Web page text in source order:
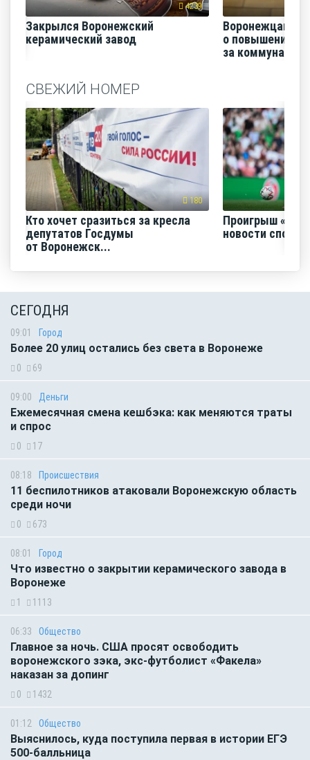
4239
Закрылся Воронежский
керамический завод
Воронежцам
о повышении
за
СВЕЖИЙ НОМЕР
180
Кто хочет сразиться за кресла
депутатов Госдумы
от Воронежск...
Проигрыш
новости
СЕГОДНЯ
09:01 Город
Более 20 улиц остались без света в Воронеже
0 69
09:00 Деньги
Ежемесячная смена кешбэка: как меняются траты
и спрос
0 17
08:18 Происшествия
11 беспилотников атаковали Воронежскую область
среди ночи
0 673
08:01 Город
Что известно о закрытии керамического завода в
Воронеже
1 1113
06:33 Общество
Главное за ночь. CША просят освободить
воронежского зэка, экс-футболист «Факела»
наказан за допинг
0 1432
01:12 Общество
Выяснилось, куда поступила первая в истории ЕГЭ
500-балльница